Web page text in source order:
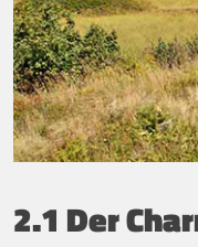
2.1 Der